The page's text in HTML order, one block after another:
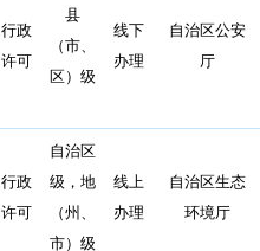
行政
许可
县
（市、
区）级
线下
办理
自治区公安
厅
行政
许可
自治区
级，地
（州、
市）级
线上
办理
自治区生态
环境厅